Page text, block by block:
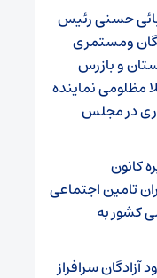
حسنی رئیس
ومستمری
و بازرس
مظلومی نماینده
در مجلس
کانون
تامین اجتماعی
کشور به
آزادگان سرافراز